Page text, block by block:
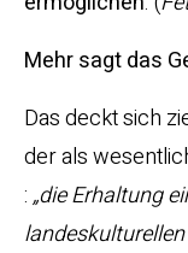
Mehr sagt das
Das deckt sich
der als
:„die Erhaltung